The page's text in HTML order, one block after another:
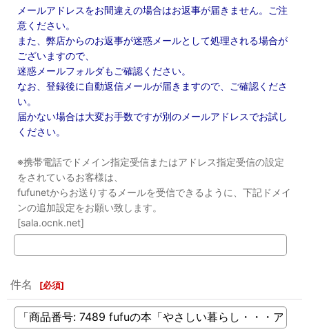
メールアドレスをお間違えの場合はお返事が届きません。ご注
意ください。
また、弊店からのお返事が迷惑メールとして処理される場合が
ございますので、
迷惑メールフォルダもご確認ください。
なお、登録後に自動返信メールが届きますので、ご確認くださ
い。
届かない場合は大変お手数ですが別のメールアドレスでお試し
ください。
※携帯電話でドメイン指定受信またはアドレス指定受信の設定
をされているお客様は、
fufunetからお送りするメールを受信できるように、下記ドメイ
ンの追加設定をお願い致します。
[sala.ocnk.net]
件名 [必須]